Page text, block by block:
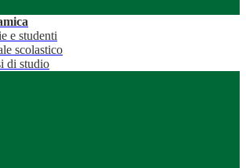
e studenti
scolastico
di studio